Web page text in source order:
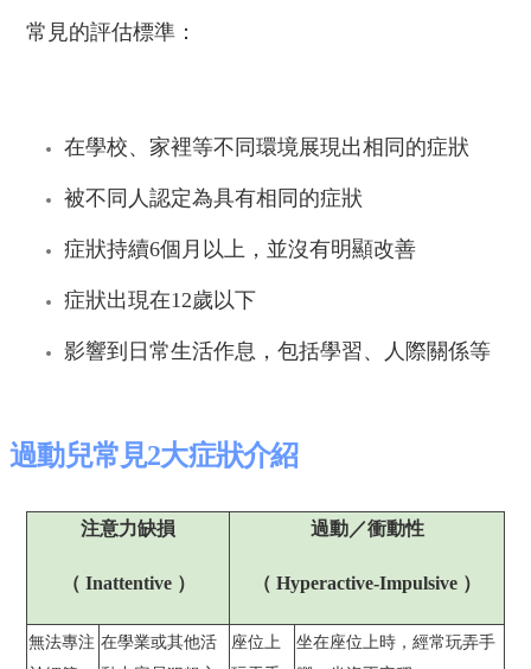
常見的評估標準：
在學校、家裡等不同環境展現出相同的症狀
被不同人認定為具有相同的症狀
症狀持續6個月以上，並沒有明顯改善
症狀出現在12歲以下
影響到日常生活作息，包括學習、人際關係等
過動兒常見2大症狀介紹
注意力缺損
（ Inattentive ）
過動／衝動性
（ Hyperactive-Impulsive ）
無法專注 在學業或其他活
座位上
坐在座位上時，經常玩弄手